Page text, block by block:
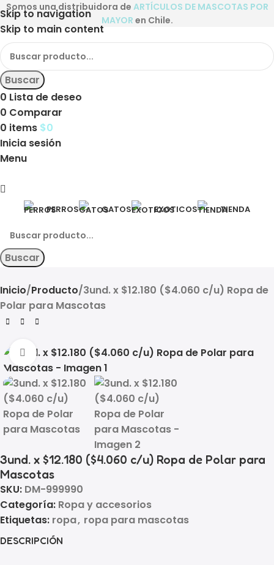
Skip to navigation
Skip to main content
Somos una distribuidora de ARTÍCULOS DE MASCOTAS POR
MAYOR en Chile.
Buscar
0 Lista de deseo
0 Comparar
0 items $0
Inicia sesión
Menu
PERROS GATOS EXOTICOS TIENDA
Buscar
Inicio Producto 3und. x $12.180 ($4.060 c/u) Ropa de
Polar para Mascotas
Click to enlarge
3und. x $12.180 ($4.060 c/u) Ropa de Polar para
Mascotas
SKU: DM-999990
Categoría: Ropa y accesorios
Etiquetas: ropa, ropa para mascotas
DESCRIPCIÓN